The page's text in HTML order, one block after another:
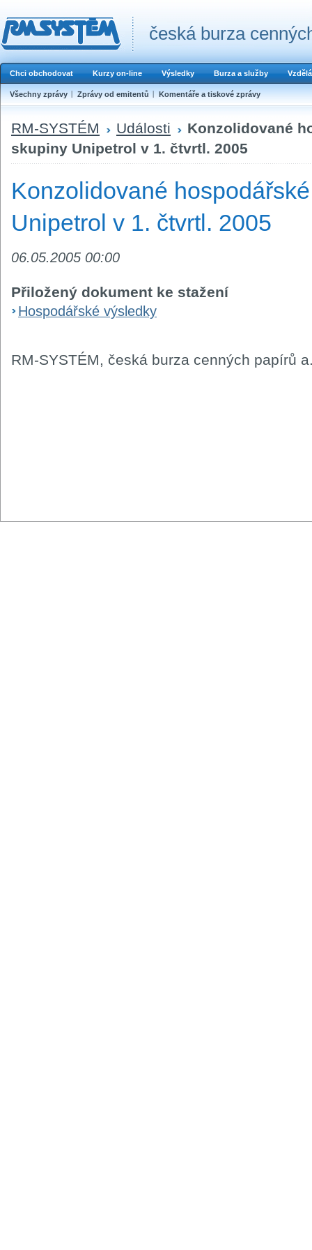
česká burza
Chci obchodovat Kurzy on-line Výsledky Burza a služby
Všechny zprávy Zprávy od emitentů Komentáře a tiskové zprávy
RM-SYSTÉM Události
Konzolidované
skupiny Unipetrol v 1. čtvrtl. 2005
Konzolidované
Unipetrol v 1. čtvrtl. 2005
06.05.2005 00:00
Přiložený dokument ke stažení
Hospodářské výsledky
RM-SYSTÉM, česká burza cenných papírů